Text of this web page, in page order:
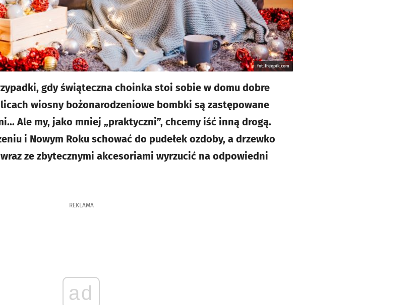
fot. freepik.com
gdy świąteczna choinka stoi sobie w domu dobre
wiosny bożonarodzeniowe bombki są zastępowane
Ale my, jako mniej „praktyczni”, chcemy iść inną drogą.
i Nowym Roku schować do pudełek ozdoby, a drzewko
ze zbytecznymi akcesoriami wyrzucić na odpowiedni
REKLAMA
ad